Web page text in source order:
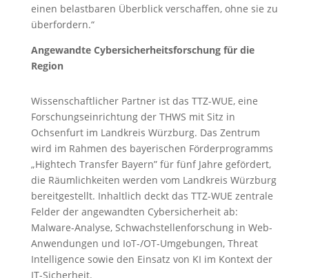
einen belastbaren Überblick verschaffen, ohne sie zu
überfordern.“
Angewandte Cybersicherheitsforschung für die
Region
Wissenschaftlicher Partner ist das TTZ-WUE, eine
Forschungseinrichtung der THWS mit Sitz in
Ochsenfurt im Landkreis Würzburg. Das Zentrum
wird im Rahmen des bayerischen Förderprogramms
„Hightech Transfer Bayern” für fünf Jahre gefördert,
die Räumlichkeiten werden vom Landkreis Würzburg
bereitgestellt. Inhaltlich deckt das TTZ-WUE zentrale
Felder der angewandten Cybersicherheit ab:
Malware-Analyse, Schwachstellenforschung in Web-
Anwendungen und IoT-/OT-Umgebungen, Threat
Intelligence sowie den Einsatz von KI im Kontext der
IT-Sicherheit.